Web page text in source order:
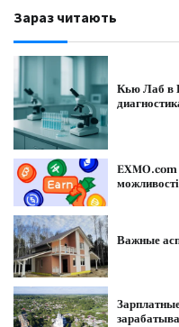
Зараз читають
Кью Лаб в
Важные